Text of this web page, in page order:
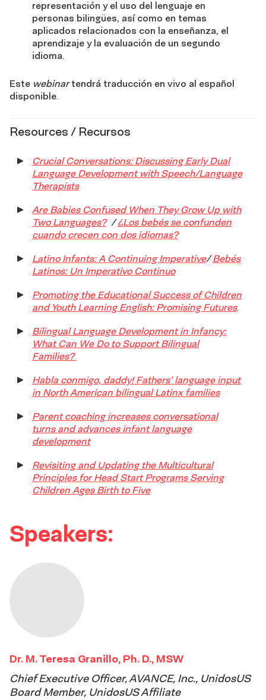
representación y el uso del lenguaje en
personas bilingües, así como en temas
aplicados relacionados con la enseñanza, el
aprendizaje y la evaluación de un segundo
idioma.
Este webinartendrá traducción en vivo al español
disponible.
Resources / Recursos
Crucial Conversations: Discussing Early Dual
Language Development with Speech/Language
Therapists
Are Babies Confused When They Grow Up with
Two Languages?/¿Los bebés se confunden
cuando crecen con dos idiomas?
Latino Infants: A Continuing Imperative/Bebés
Latinos: Un Imperativo Continuo
Promoting the Educational Success of Children
and Youth Learning English: Promising Futures.
Bilingual Language Development in Infancy:
What Can We Do to Support Bilingual
Families?
Habla conmigo, daddy! Fathers’ language input
in North American bilingual Latinx families
Parent coaching increases conversational
turns and advances infant language
development
Revisiting and Updating the Multicultural
Principles for Head Start Programs Serving
Children Ages Birth to Five
Speakers:
Dr. M. Teresa Granillo, Ph. D., MSW
Chief Executive Officer, AVANCE, Inc., UnidosUS
Board Member, UnidosUS Affiliate